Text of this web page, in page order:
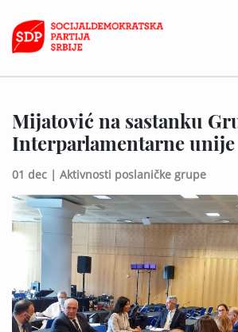
Mijatović na sastanku
Interparlamentarne unije
01 dec | Aktivnosti poslaničke grupe